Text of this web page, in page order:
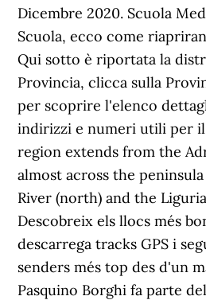
Dicembre 2020. Scuola
Scuola, ecco come
Qui sotto è riportata la
Provincia, clicca sulla
per scoprire l'elenco
indirizzi e numeri utili per
region extends from the
almost across the
River (north) and the
Descobreix els llocs més
descarrega tracks GPS i
senders més top des d'un
Pasquino Borghi fa parte